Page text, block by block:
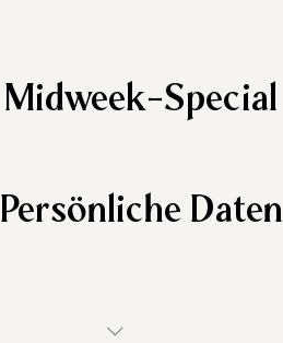
Midweek-Special
Persönliche Daten